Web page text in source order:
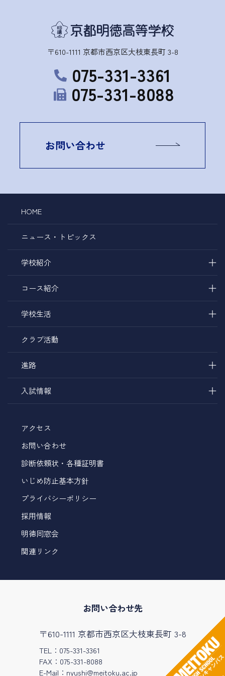
〒610-1111 京都市西京区大枝東長町 3-8
075-331-3361
075-331-8088
お問い合わせ
HOME
ニュース・トピックス
学校紹介 ＋
コース紹介 ＋
学校生活 ＋
クラブ活動
進路 ＋
入試情報 ＋
アクセス
お問い合わせ
診断依頼状・各種証明書
いじめ防止基本方針
プライバシーポリシー
採用情報
明徳同窓会
関連リンク
お問い合わせ先
〒610-1111 京都市西京区大枝東長町 3-8
TEL：075-331-3361
FAX：075-331-8088
E-Mail： nyushi@meitoku.ac.jp